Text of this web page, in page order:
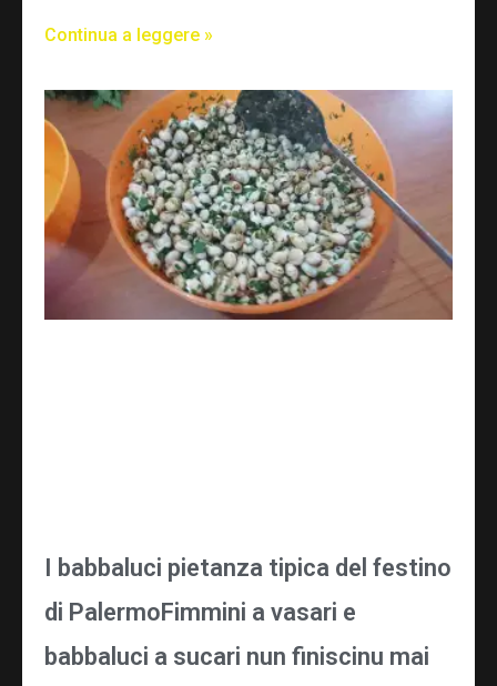
Continua a leggere »
I babbaluci pietanza tipica del festino
di PalermoFimmini a vasari e
babbaluci a sucari nun finiscinu mai